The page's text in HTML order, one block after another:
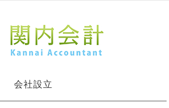
会社設立